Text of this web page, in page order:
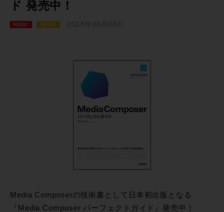
ド 発売中！
NEW! NEWS 2024年08月08日
Media Composerの技術書として日本初出版となる
『Media Composer パーフェクトガイド』発売中！